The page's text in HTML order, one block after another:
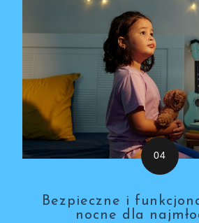
Bezpieczne i
nocne dla